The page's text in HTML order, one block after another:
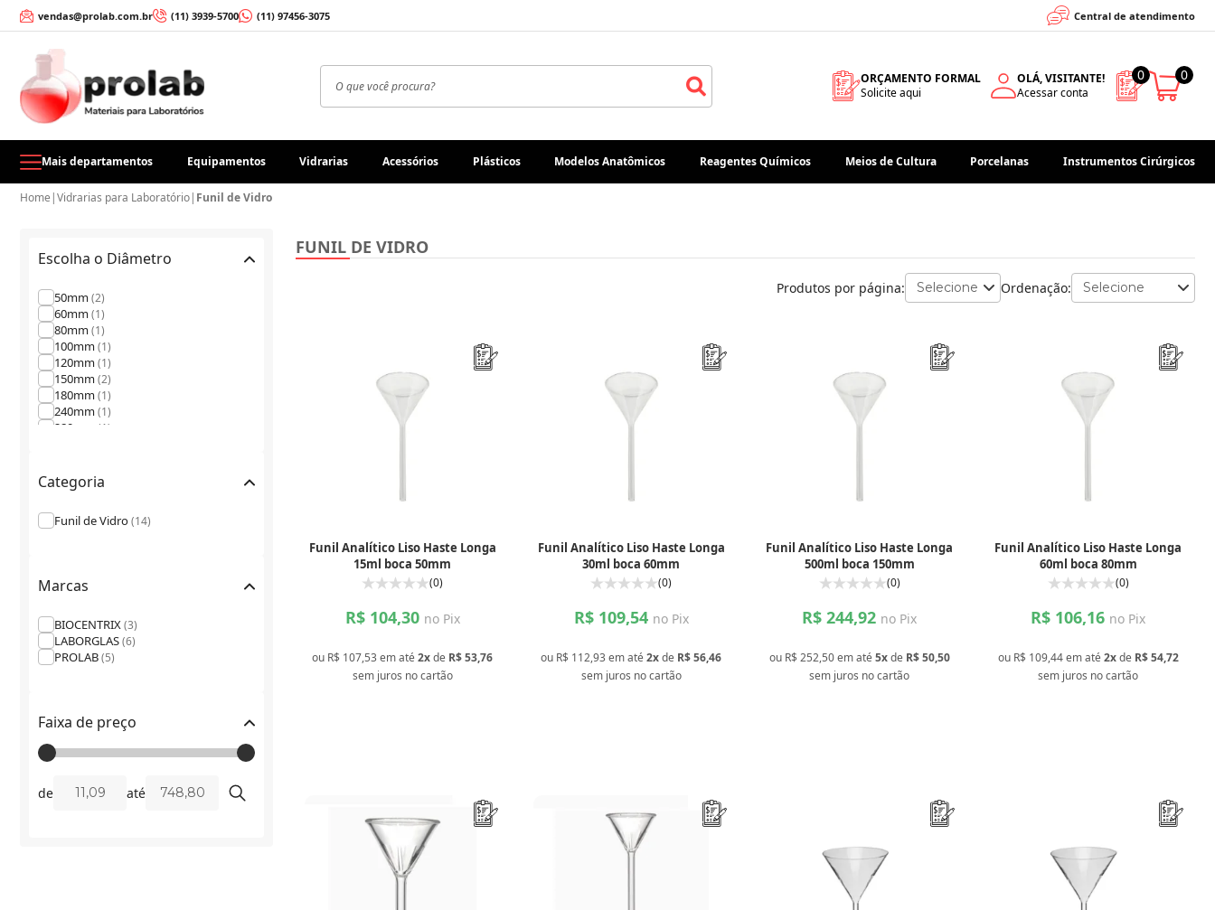
vendas@prolab.com.br (11) 3939-5700 (11) 97456-3075 Central de atendimento
ORÇAMENTO FORMAL
Solicite aqui
OLÁ, VISITANTE!
Acessar conta
0 0
Mais departamentos Equipamentos Vidrarias Acessórios Plásticos Modelos Anatômicos Reagentes Químicos Meios de Cultura Porcelanas Instrumentos Cirúrgicos
Home |Vidrarias para Laboratório| Funil de Vidro
Escolha o Diâmetro
50mm(2)
60mm(1)
80mm(1)
100mm(1)
120mm(1)
150mm(2)
180mm(1)
240mm(1)
280mm (1)
Categoria
Funil de Vidro(14)
Marcas
BIOCENTRIX(3)
LABORGLAS(6)
PROLAB(5)
Faixa de preço
de até
FUNIL DE VIDRO
Produtos por página: Ordenação:
Funil Analítico Liso Haste Longa
15ml boca 50mm
(0)
R$ 104,30 no Pix
ou R$ 107,53em até2xde R$ 53,76
sem juros no cartão
Funil Analítico Liso Haste Longa
30ml boca 60mm
(0)
R$ 109,54 no Pix
ou R$ 112,93em até2xde R$ 56,46
sem juros no cartão
Funil Analítico Liso Haste Longa
500ml boca 150mm
(0)
R$ 244,92 no Pix
ou R$ 252,50em até5xde R$ 50,50
sem juros no cartão
Funil Analítico Liso Haste Longa
60ml boca 80mm
(0)
R$ 106,16 no Pix
ou R$ 109,44em até2xde R$ 54,72
sem juros no cartão